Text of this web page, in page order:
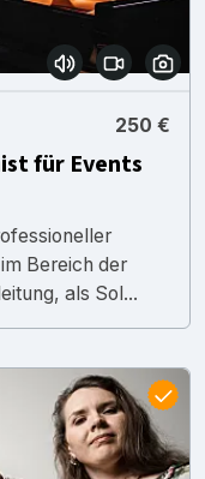
250 €
für Events
Bereich der
als Sol...